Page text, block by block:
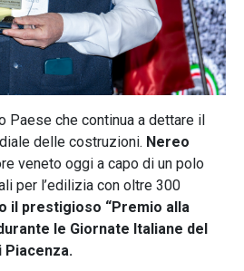
Paese che continua a dettare il
delle costruzioni. Nereo
veneto oggi a capo di un polo
per l’edilizia con oltre 300
il prestigioso “Premio alla
le Giornate Italiane del
Piacenza.